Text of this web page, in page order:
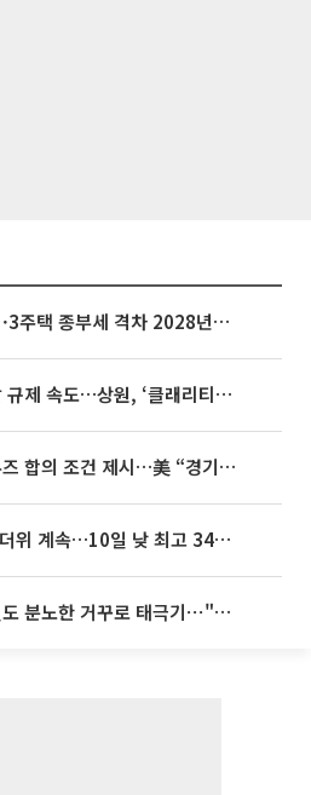
종부세 개편에도…1·3주택 종부세 격차 2028년부터 확대
미국, 가상자산 포괄 규제 속도…상원, ‘클래리티법’ 9월 절차투표 추진
이란, 미국에 호르무즈 합의 조건 제시…美 “경기 아직 안 끝나” [종합]
[내일 날씨] 전국 무더위 계속…10일 낮 최고 34도 육박
서경덕 교수, 김희철도 분노한 거꾸로 태극기⋯"엉터리는 아냐, 아쉬울 뿐"